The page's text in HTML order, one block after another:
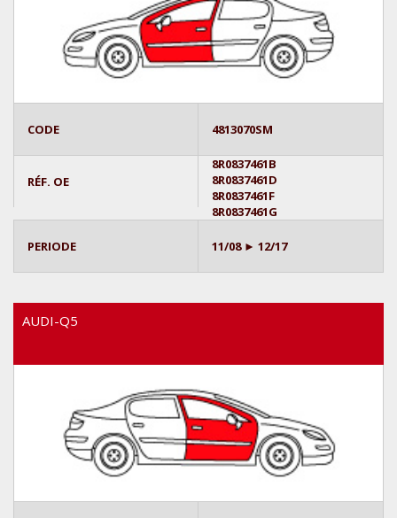
CODE 4813070SM
RÉF. OE
8R0837461B
8R0837461D
8R0837461F
8R0837461G
PERIODE 11/08 ► 12/17
AUDI-Q5